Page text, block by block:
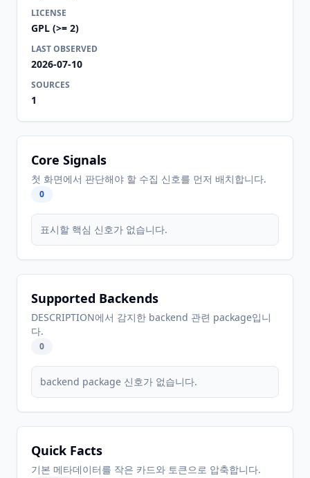
LICENSE
GPL (>= 2)
LAST OBSERVED
2026-07-10
SOURCES
1
Core Signals
첫 화면에서 판단해야 할 수집 신호를 먼저 배치합니다.
0
표시할 핵심 신호가 없습니다.
Supported Backends
DESCRIPTION에서 감지한 backend 관련 package입니
다.
0
backend package 신호가 없습니다.
Quick Facts
기본 메타데이터를 작은 카드와 토큰으로 압축합니다.